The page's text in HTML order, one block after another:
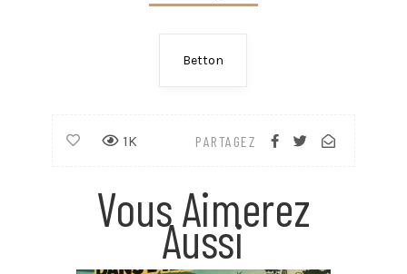
Betton
PARTAGEZ
1K
Vous Aimerez
Aussi